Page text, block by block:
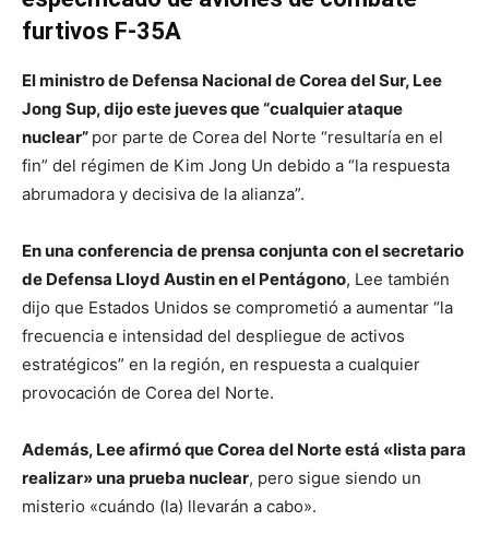
furtivos F-35A
El ministro de Defensa Nacional de Corea del Sur, Lee
Jong Sup, dijo este jueves que “cualquier ataque
nuclear” por parte de Corea del Norte “resultaría en el
fin” del régimen de Kim Jong Un debido a “la respuesta
abrumadora y decisiva de la alianza”.
En una conferencia de prensa conjunta con el secretario
de Defensa Lloyd Austin en el Pentágono, Lee también
dijo que Estados Unidos se comprometió a aumentar “la
frecuencia e intensidad del despliegue de activos
estratégicos” en la región, en respuesta a cualquier
provocación de Corea del Norte.
Además, Lee afirmó que Corea del Norte está «lista para
realizar» una prueba nuclear, pero sigue siendo un
misterio «cuándo (la) llevarán a cabo».